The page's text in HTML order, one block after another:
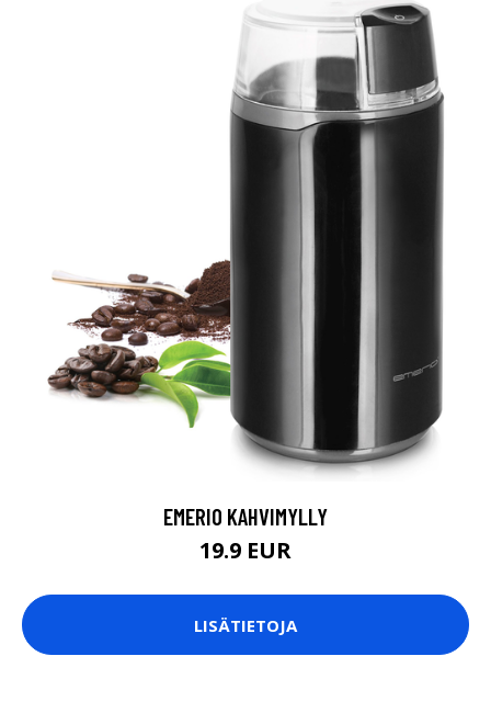
EMERIO KAHVIMYLLY
19.9 EUR
LISÄTIETOJA